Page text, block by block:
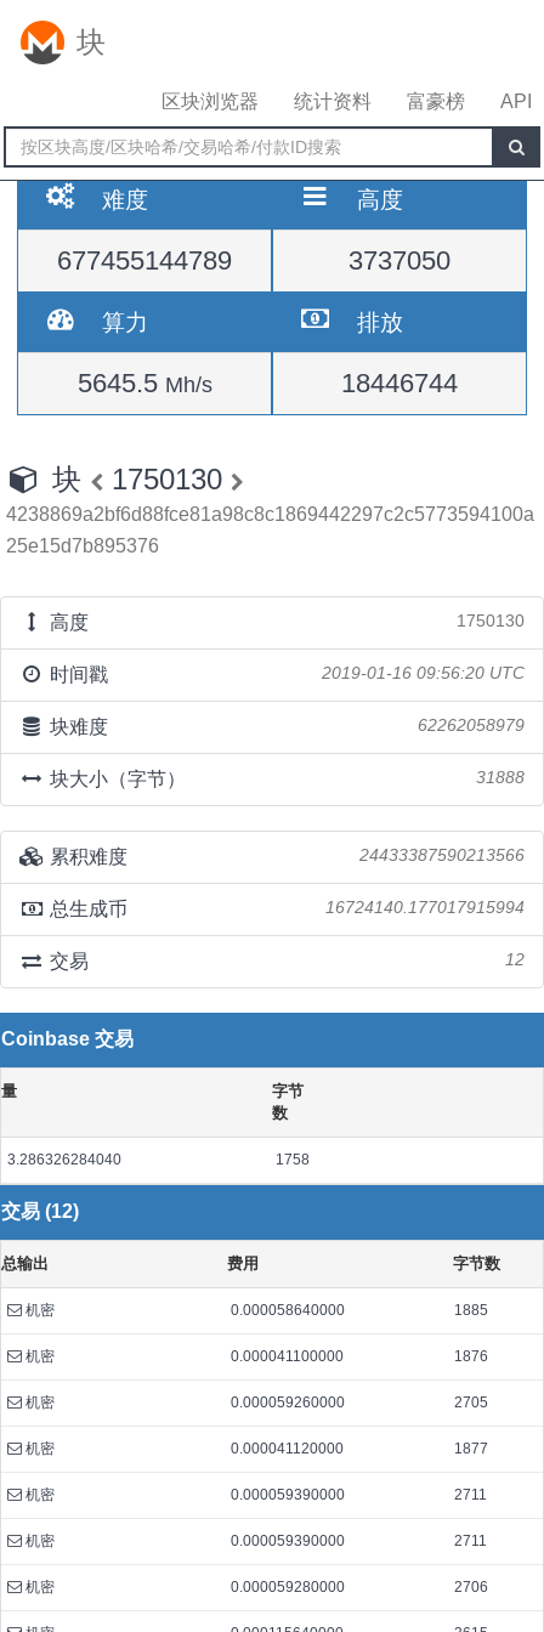
块
区块浏览器 统计资料 富豪榜 API
难度
677455144789
高度
3737050
算力
5645.5 Mh/s
排放
18446744
块 1750130
4238869a2bf6d88fce81a98c8c1869442297c2c5773594100a
25e15d7b895376
高度 1750130
时间戳 2019-01-16 09:56:20 UTC
块难度 62262058979
块大小（字节） 31888
累积难度 24433387590213566
总生成币 16724140.177017915994
交易 12
Coinbase 交易
量
字节
数
3.286326284040 1758
交易 (12)
总输出 费用 字节数
机密 0.000058640000 1885
机密 0.000041100000 1876
机密 0.000059260000 2705
机密 0.000041120000 1877
机密 0.000059390000 2711
机密 0.000059390000 2711
机密 0.000059280000 2706